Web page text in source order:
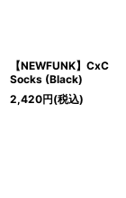
【NEWFUNK】CxC
Socks (Black)
2,420円(税込)